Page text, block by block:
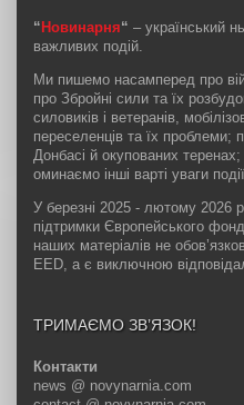
“ Новинарня“ – український
важливих подій.
Ми пишемо насамперед про
про Збройні сили та їх
силовиків і ветеранів,
переселенців та їх проблеми;
Донбасі й окупованих
оминаємо інші варті уваги
У березні 2025 - лютому 2026
підтримки Європейського
наших матеріалів не
EED, а є виключною
ТРИМАЄМО ЗВ’ЯЗОК!
Контакти
news @ novynarnia.com